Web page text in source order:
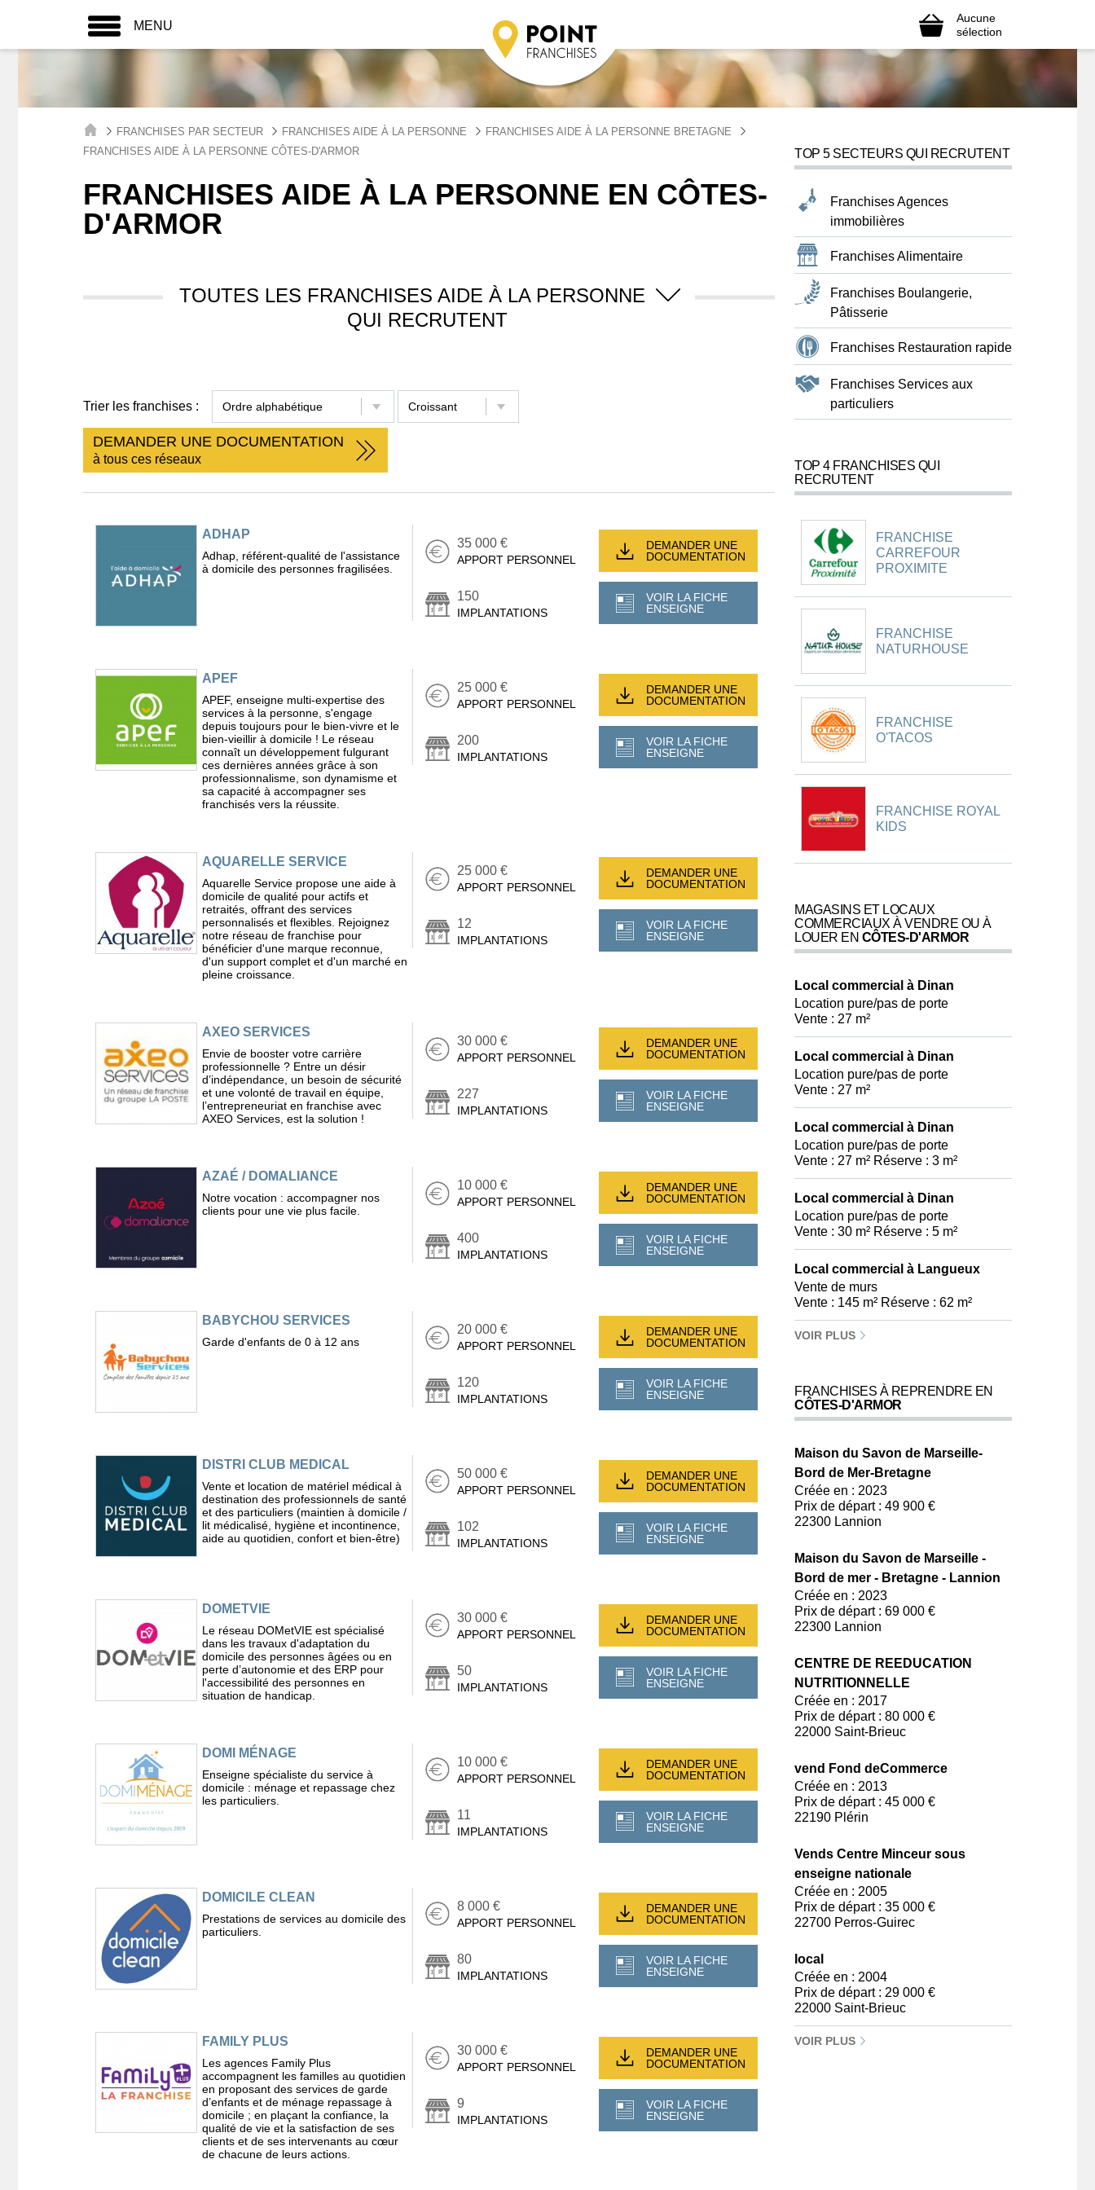
MENU
Aucune
sélection
FRANCHISES PAR SECTEUR FRANCHISES AIDE À LA PERSONNE
FRANCHISES AIDE À LA PERSONNE BRETAGNE
FRANCHISES AIDE À LA PERSONNE CÔTES-D'ARMOR
FRANCHISES AIDE À LA PERSONNE EN CÔTES-
D'ARMOR
TOUTES LES FRANCHISES AIDE À LA PERSONNE
QUI RECRUTENT
Trier les franchises :
DEMANDER UNE DOCUMENTATION
à tous ces réseaux
ADHAP
Adhap, référent-qualité de l'assistance
à domicile des personnes fragilisées.
35 000 €
APPORT PERSONNEL
150
IMPLANTATIONS
DEMANDER UNE
DOCUMENTATION
VOIR LA FICHE
ENSEIGNE
APEF
APEF, enseigne multi-expertise des
services à la personne, s'engage
depuis toujours pour le bien-vivre et le
bien-vieillir à domicile ! Le réseau
connaît un développement fulgurant
ces dernières années grâce à son
professionnalisme, son dynamisme et
sa capacité à accompagner ses
franchisés vers la réussite.
25 000 €
APPORT PERSONNEL
200
IMPLANTATIONS
DEMANDER UNE
DOCUMENTATION
VOIR LA FICHE
ENSEIGNE
AQUARELLE SERVICE
Aquarelle Service propose une aide à
domicile de qualité pour actifs et
retraités, offrant des services
personnalisés et flexibles. Rejoignez
notre réseau de franchise pour
bénéficier d'une marque reconnue,
d'un support complet et d'un marché en
pleine croissance.
25 000 €
APPORT PERSONNEL
12
IMPLANTATIONS
DEMANDER UNE
DOCUMENTATION
VOIR LA FICHE
ENSEIGNE
AXEO SERVICES
Envie de booster votre carrière
professionnelle ? Entre un désir
d’indépendance, un besoin de sécurité
et une volonté de travail en équipe,
l’entrepreneuriat en franchise avec
AXEO Services, est la solution !
30 000 €
APPORT PERSONNEL
227
IMPLANTATIONS
DEMANDER UNE
DOCUMENTATION
VOIR LA FICHE
ENSEIGNE
AZAÉ / DOMALIANCE
Notre vocation : accompagner nos
clients pour une vie plus facile.
10 000 €
APPORT PERSONNEL
400
IMPLANTATIONS
DEMANDER UNE
DOCUMENTATION
VOIR LA FICHE
ENSEIGNE
BABYCHOU SERVICES
Garde d'enfants de 0 à 12 ans
20 000 €
APPORT PERSONNEL
120
IMPLANTATIONS
DEMANDER UNE
DOCUMENTATION
VOIR LA FICHE
ENSEIGNE
DISTRI CLUB MEDICAL
Vente et location de matériel médical à
destination des professionnels de santé
et des particuliers (maintien à domicile /
lit médicalisé, hygiène et incontinence,
aide au quotidien, confort et bien-être)
50 000 €
APPORT PERSONNEL
102
IMPLANTATIONS
DEMANDER UNE
DOCUMENTATION
VOIR LA FICHE
ENSEIGNE
DOMETVIE
Le réseau DOMetVIE est spécialisé
dans les travaux d'adaptation du
domicile des personnes âgées ou en
perte d’autonomie et des ERP pour
l'accessibilité des personnes en
situation de handicap.
30 000 €
APPORT PERSONNEL
50
IMPLANTATIONS
DEMANDER UNE
DOCUMENTATION
VOIR LA FICHE
ENSEIGNE
DOMI MÉNAGE
Enseigne spécialiste du service à
domicile : ménage et repassage chez
les particuliers.
10 000 €
APPORT PERSONNEL
11
IMPLANTATIONS
DEMANDER UNE
DOCUMENTATION
VOIR LA FICHE
ENSEIGNE
DOMICILE CLEAN
Prestations de services au domicile des
particuliers.
8 000 €
APPORT PERSONNEL
80
IMPLANTATIONS
DEMANDER UNE
DOCUMENTATION
VOIR LA FICHE
ENSEIGNE
FAMILY PLUS
Les agences Family Plus
accompagnent les familles au quotidien
en proposant des services de garde
d’enfants et de ménage repassage à
domicile ; en plaçant la confiance, la
qualité de vie et la satisfaction de ses
clients et de ses intervenants au cœur
de chacune de leurs actions.
30 000 €
APPORT PERSONNEL
9
IMPLANTATIONS
DEMANDER UNE
DOCUMENTATION
VOIR LA FICHE
ENSEIGNE
TOP 5 SECTEURS QUI RECRUTENT
Franchises Agences
immobilières
Franchises Alimentaire
Franchises Boulangerie,
Pâtisserie
Franchises Restauration rapide
Franchises Services aux
particuliers
TOP 4 FRANCHISES QUI
RECRUTENT
FRANCHISE
CARREFOUR
PROXIMITE
FRANCHISE
NATURHOUSE
FRANCHISE
O'TACOS
FRANCHISE ROYAL
KIDS
MAGASINS ET LOCAUX
COMMERCIAUX À VENDRE OU À
LOUER EN CÔTES-D'ARMOR
Local commercial à Dinan
Location pure/pas de porte
Vente : 27 m²
Local commercial à Dinan
Location pure/pas de porte
Vente : 27 m²
Local commercial à Dinan
Location pure/pas de porte
Vente : 27 m² Réserve : 3 m²
Local commercial à Dinan
Location pure/pas de porte
Vente : 30 m² Réserve : 5 m²
Local commercial à Langueux
Vente de murs
Vente : 145 m² Réserve : 62 m²
VOIR PLUS
FRANCHISES À REPRENDRE EN
CÔTES-D'ARMOR
Maison du Savon de Marseille-
Bord de Mer-Bretagne
Créée en : 2023
Prix de départ : 49 900 €
22300 Lannion
Maison du Savon de Marseille -
Bord de mer - Bretagne - Lannion
Créée en : 2023
Prix de départ : 69 000 €
22300 Lannion
CENTRE DE REEDUCATION
NUTRITIONNELLE
Créée en : 2017
Prix de départ : 80 000 €
22000 Saint-Brieuc
vend Fond deCommerce
Créée en : 2013
Prix de départ : 45 000 €
22190 Plérin
Vends Centre Minceur sous
enseigne nationale
Créée en : 2005
Prix de départ : 35 000 €
22700 Perros-Guirec
local
Créée en : 2004
Prix de départ : 29 000 €
22000 Saint-Brieuc
VOIR PLUS